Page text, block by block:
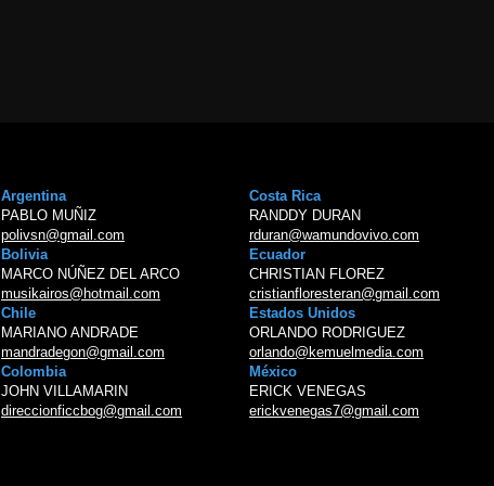
Argentina
PABLO MUÑIZ
polivsn@gmail.com
Bolivia
MARCO NÚÑEZ DEL ARCO
musikairos@hotmail.com
Chile
MARIANO ANDRADE
mandradegon@gmail.com
Colombia
JOHN VILLAMARIN
direccionficcbog@gmail.com
Costa Rica
RANDDY DURAN
rduran@wamundovivo.com
Ecuador
CHRISTIAN FLOREZ
cristianfloresteran@gmail.com
Estados Unidos
ORLANDO RODRIGUEZ
orlando@kemuelmedia.com
México
ERICK VENEGAS
erickvenegas7@gmail.com